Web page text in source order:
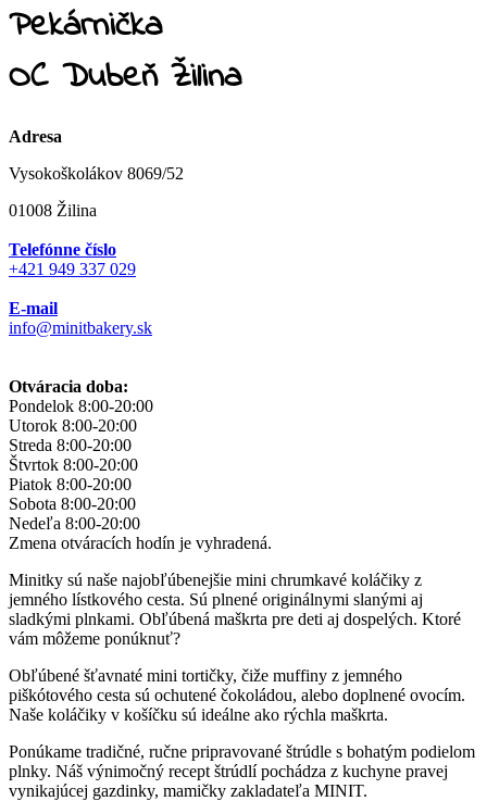
Pekárnička
OC Dubeň Žilina
Adresa
Vysokoškolákov 8069/52
01008 Žilina
Telefónne číslo
+421 949 337 029
E-mail
info@minitbakery.sk
Otváracia doba:
Pondelok 8:00-20:00
Utorok 8:00-20:00
Streda 8:00-20:00
Štvrtok 8:00-20:00
Piatok 8:00-20:00
Sobota 8:00-20:00
Nedeľa 8:00-20:00
Zmena otváracích hodín je vyhradená.
Minitky sú naše najobľúbenejšie mini chrumkavé koláčiky z
jemného lístkového cesta. Sú plnené originálnymi slanými aj
sladkými plnkami. Obľúbená maškrta pre deti aj dospelých. Ktoré
vám môžeme ponúknuť?
Obľúbené šťavnaté mini tortičky, čiže muffiny z jemného
piškótového cesta sú ochutené čokoládou, alebo doplnené ovocím.
Naše koláčiky v košíčku sú ideálne ako rýchla maškrta.
Ponúkame tradičné, ručne pripravované štrúdle s bohatým podielom
plnky. Náš výnimočný recept štrúdlí pochádza z kuchyne pravej
vynikajúcej gazdinky, mamičky zakladateľa MINIT.